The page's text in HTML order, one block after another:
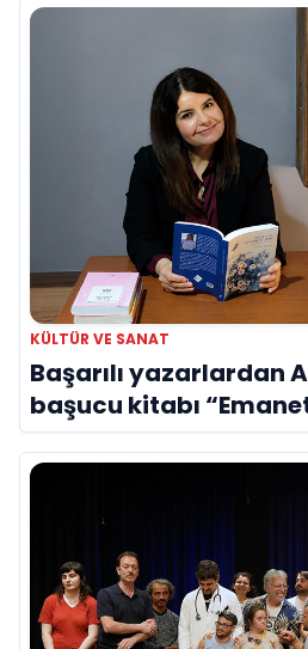
KÜLTÜR VE SANAT
Başarılı yazarlardan
başucu kitabı
yerini aldı